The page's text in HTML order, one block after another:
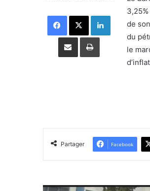
de
du
le
Facebook X Linkedin
Partager par email Imprimer
Partager Facebook